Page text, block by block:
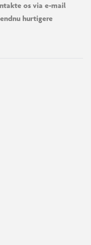
os via e-mail
hurtigere